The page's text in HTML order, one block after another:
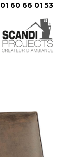
01 60 66 01 53